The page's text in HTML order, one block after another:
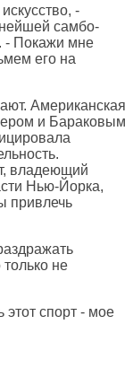
-
самбо-
- Покажи мне
его на
Американская
и Бараковым
владеющий
Нью-Йорка,
привлечь
не
этот спорт - мое